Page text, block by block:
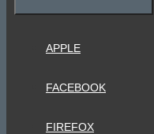
APPLE
FACEBOOK
FIREFOX